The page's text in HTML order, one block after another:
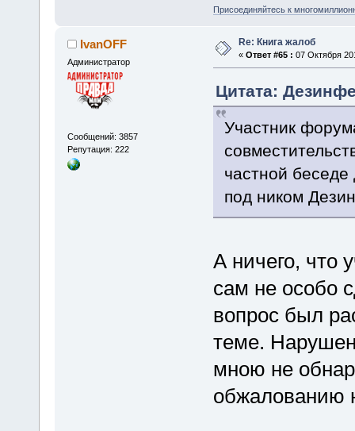
Присоединяйтесь к
IvanOFF
Администратор
Сообщений: 3857
Репутация: 222
Re: Книга жалоб
« Ответ #65 : 07 Октября
Цитата:
Участник
частной
под ником
А ничего, что
сам не особо
вопрос был
теме.
мною не
обжалованию